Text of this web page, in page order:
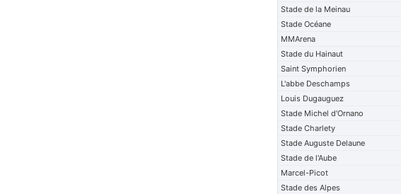
Stade de la Meinau
Stade Océane
MMArena
Stade du Hainaut
Saint Symphorien
L'abbe Deschamps
Louis Dugauguez
Stade Michel d'Ornano
Stade Charlety
Stade Auguste Delaune
Stade de l'Aube
Marcel-Picot
Stade des Alpes